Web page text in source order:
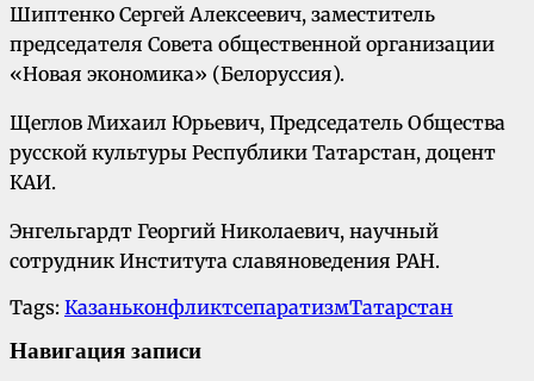
Шиптенко Сергей Алексеевич, заместитель
председателя Совета общественной организации
«Новая экономика» (Белоруссия).
Щеглов Михаил Юрьевич, Председатель Общества
русской культуры Республики Татарстан, доцент
КАИ.
Энгельгардт Георгий Николаевич, научный
сотрудник Института славяноведения РАН.
Tags: КазаньконфликтсепаратизмТатарстан
Навигация записи